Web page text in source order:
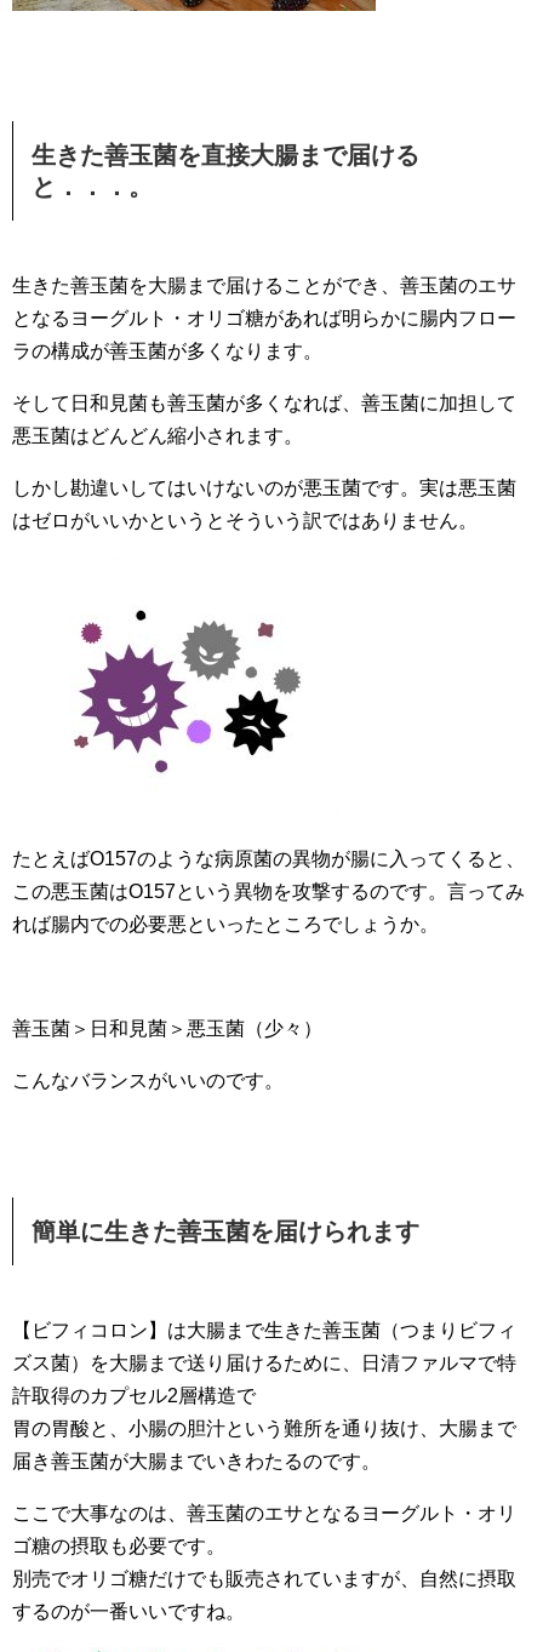
生きた善玉菌を直接大腸まで届ける
と．．．。
生きた善玉菌を大腸まで届けることができ、善玉菌のエサ
となるヨーグルト・オリゴ糖があれば明らかに腸内フロー
ラの構成が善玉菌が多くなります。
そして日和見菌も善玉菌が多くなれば、善玉菌に加担して
悪玉菌はどんどん縮小されます。
しかし勘違いしてはいけないのが悪玉菌です。実は悪玉菌
はゼロがいいかというとそういう訳ではありません。
たとえばO157のような病原菌の異物が腸に入ってくると、
この悪玉菌はO157という異物を攻撃するのです。言ってみ
れば腸内での必要悪といったところでしょうか。
善玉菌＞日和見菌＞悪玉菌（少々）
こんなバランスがいいのです。
簡単に生きた善玉菌を届けられます
【ビフィコロン】は大腸まで生きた善玉菌（つまりビフィ
ズス菌）を大腸まで送り届けるために、日清ファルマで特
許取得のカプセル2層構造で
胃の胃酸と、小腸の胆汁という難所を通り抜け、大腸まで
届き善玉菌が大腸までいきわたるのです。
ここで大事なのは、善玉菌のエサとなるヨーグルト・オリ
ゴ糖の摂取も必要です。
別売でオリゴ糖だけでも販売されていますが、自然に摂取
するのが一番いいですね。